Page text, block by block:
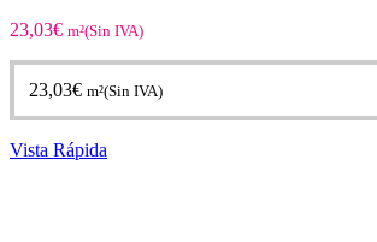
23,03€ m²(Sin IVA)
23,03€ m²(Sin IVA)
Vista Rápida